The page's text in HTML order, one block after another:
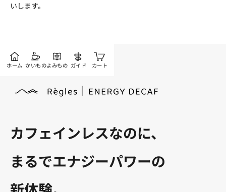
いします。
ホーム かいものよみもの ガイド カート
カフェインレスなのに、
まるでエナジーパワーの